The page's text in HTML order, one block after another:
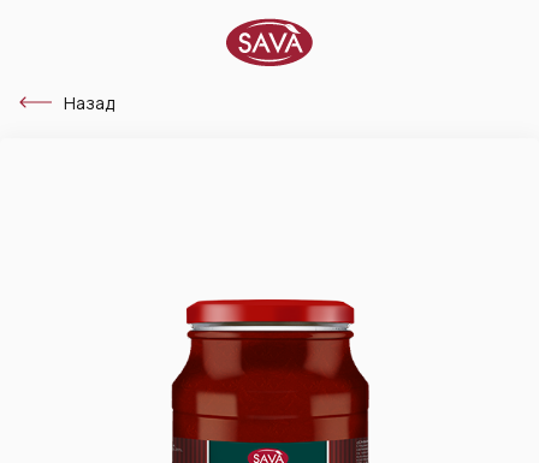
Назад